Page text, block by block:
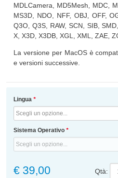
MDLCamera, MD5Mesh, MDC,
MS3D, NDO, NFF, OBJ, OFF,
Q3O, Q3S, RAW, SCN, SIB,
X, X3D, X3DB, XGL, XML, ZAE,
La versione per MacOS è
e versioni successive.
*
Lingua
*
Sistema Operativo
€ 39,00 Qtà: